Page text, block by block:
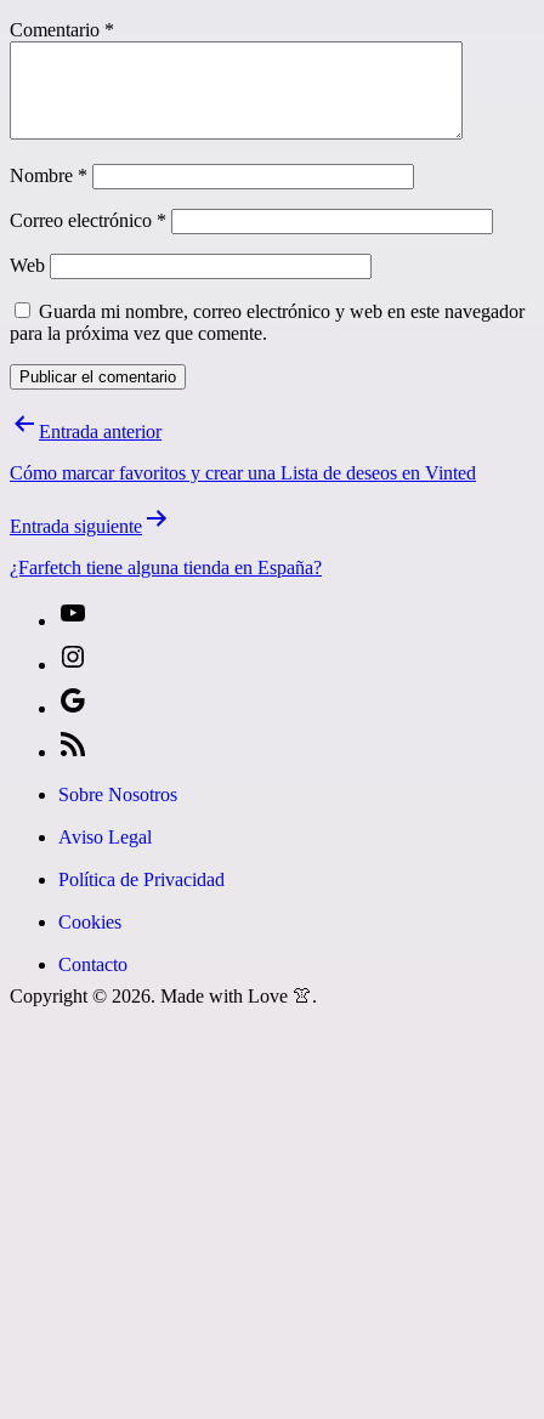
Comentario *
Nombre *
Correo electrónico *
Web
Guarda mi nombre, correo electrónico y web en este navegador
para la próxima vez que comente.
Navegación
entradas
Entrada anterior
Cómo marcar favoritos y crear una Lista de deseos en Vinted
Entrada siguiente
¿Farfetch tiene alguna tienda en España?
Copyright © 2026. Made with Love 👚.
instagram»]
fa-
youtube»]
Google
News
icon
icon=»fa
fa-
rss»]
Sobre Nosotros
Aviso Legal
Política de Privacidad
Cookies
Contacto